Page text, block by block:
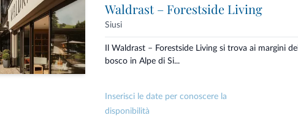
Waldrast – Forestside Living
Siusi
Il Waldrast – Forestside Living si trova ai margini del
bosco in Alpe di Si...
Inserisci le date per conoscere la
disponibilità